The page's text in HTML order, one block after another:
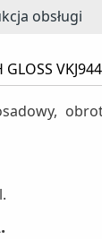
obsługi